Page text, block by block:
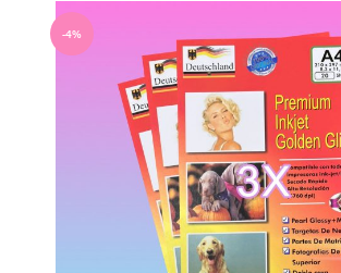
-4%